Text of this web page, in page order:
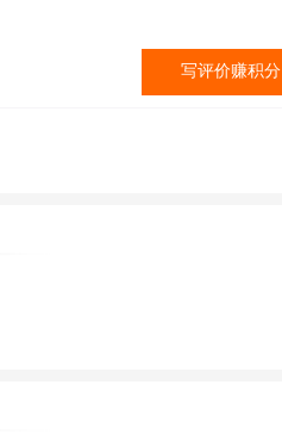
写评价赚积分